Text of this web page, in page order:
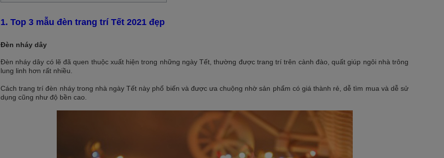
1. Top 3 mẫu đèn trang trí Tết 2021 đẹp
Đèn nháy dây
Đèn nháy dây có lẽ đã quen thuộc xuất hiện trong những ngày Tết, thường được trang trí trên cành đào, quất giúp ngôi nhà trông
lung linh hơn rất nhiều.
Cách trang trí đèn nháy trong nhà ngày Tết này phổ biến và được ưa chuộng nhờ sản phẩm có giá thành rẻ, dễ tìm mua và dễ sử
dụng cũng như độ bền cao.